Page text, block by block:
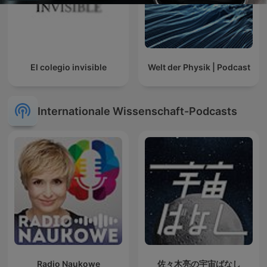
El colegio invisible Welt der Physik | Podcast
Internationale Wissenschaft-Podcasts
Radio Naukowe 佐々木亮の宇宙ばなし